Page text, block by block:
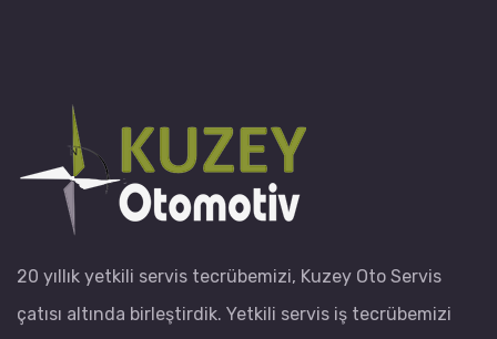
20 yıllık yetkili servis tecrübemizi, Kuzey Oto Servis
çatısı altında birleştirdik. Yetkili servis iş tecrübemizi